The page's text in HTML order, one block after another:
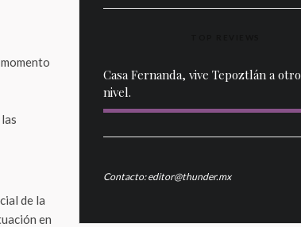
de la
en
Casa Fernanda, vive Tepoztlán a otro
nivel.
Contacto: editor@thunder.mx